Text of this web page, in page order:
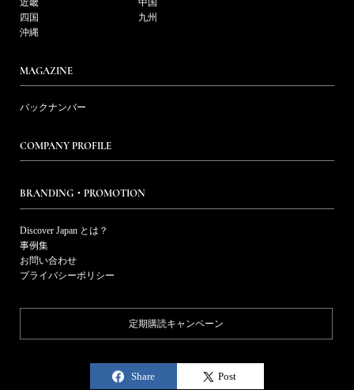
近畿
中国
四国
九州
沖縄
MAGAZINE
バックナンバー
COMPANY PROFILE
BRANDING・PROMOTION
Discover Japan とは？
事例集
お問い合わせ
プライバシーポリシー
定期購読キャンペーン
Share Post